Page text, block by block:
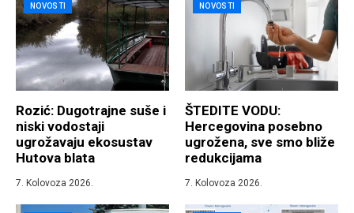
NOVOSTI
Rozić: Dugotrajne suše i
niski vodostaji
ugrožavaju ekosustav
Hutova blata
7. Kolovoza 2026.
NOVOSTI
ŠTEDITE VODU:
Hercegovina posebno
ugrožena, sve smo bliže
redukcijama
7. Kolovoza 2026.